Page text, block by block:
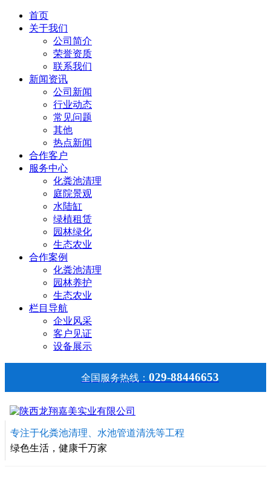
首页
关于我们
公司简介
荣誉资质
联系我们
新闻资讯
公司新闻
行业动态
常见问题
其他
热点新闻
合作客户
服务中心
化粪池清理
庭院景观
水陆缸
绿植租赁
园林绿化
生态农业
合作案例
化粪池清理
园林养护
生态农业
栏目导航
企业风采
客户见证
设备展示
全国服务热线： 029-88446653
专注于化粪池清理、水池管道清洗等工程
绿色生活，健康千万家